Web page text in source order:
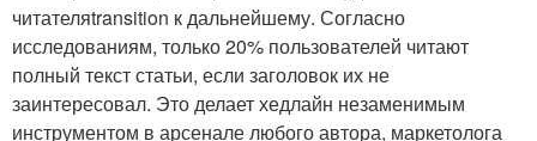
читателяtransition к дальнейшему. Согласно
исследованиям, только 20% пользователей читают
полный текст статьи, если заголовок их не
заинтересовал. Это делает хедлайн незаменимым
инструментом в арсенале любого автора, маркетолога